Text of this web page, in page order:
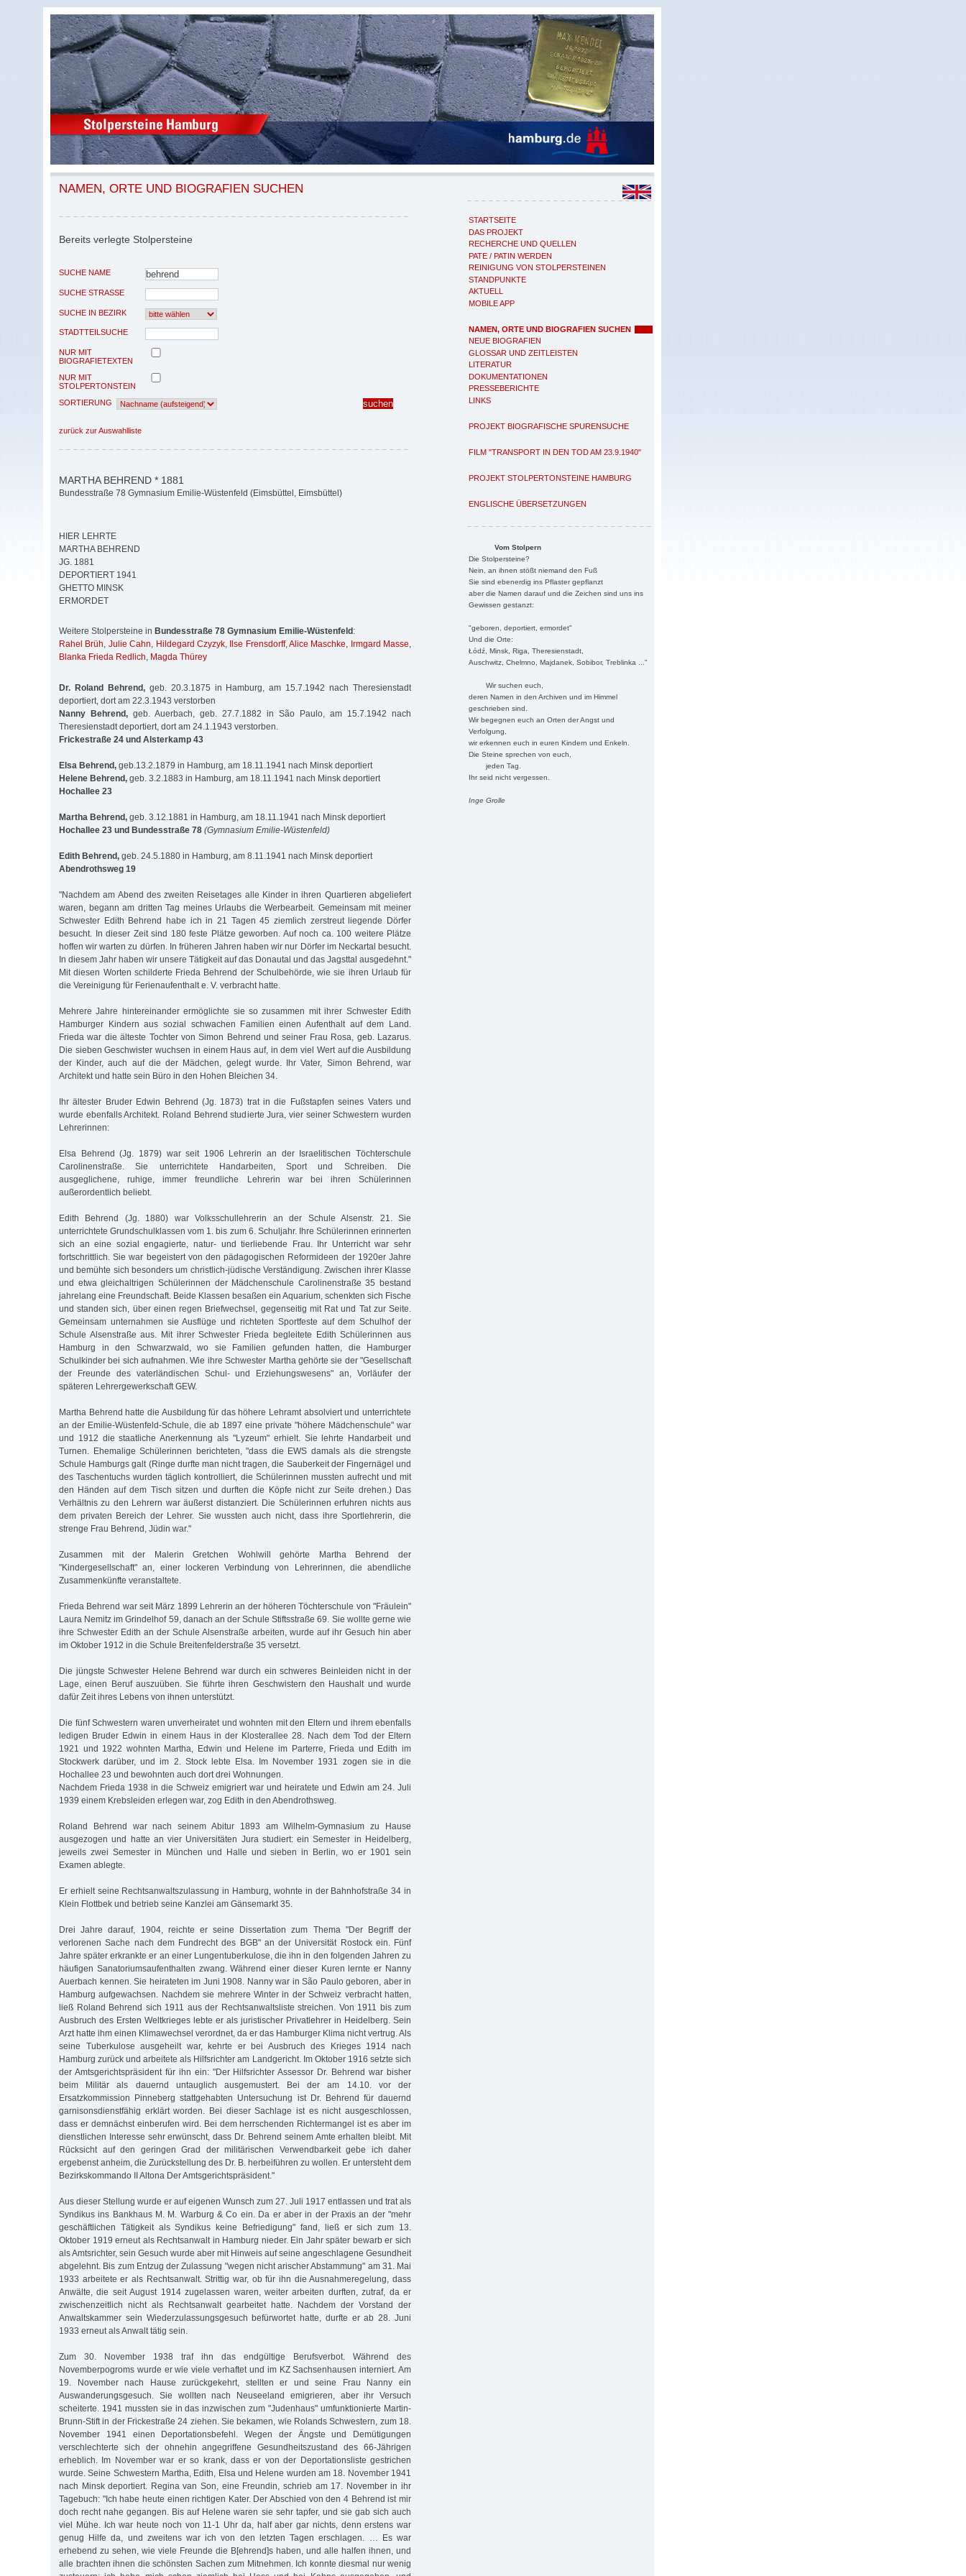
STARTSEITE
DAS PROJEKT
RECHERCHE UND QUELLEN
PATE / PATIN WERDEN
REINIGUNG VON STOLPERSTEINEN
STANDPUNKTE
AKTUELL
MOBILE APP
NAMEN, ORTE UND BIOGRAFIEN SUCHEN
NEUE BIOGRAFIEN
GLOSSAR UND ZEITLEISTEN
LITERATUR
DOKUMENTATIONEN
PRESSEBERICHTE
LINKS
PROJEKT BIOGRAFISCHE SPURENSUCHE
FILM "TRANSPORT IN DEN TOD AM 23.9.1940"
PROJEKT STOLPERTONSTEINE HAMBURG
ENGLISCHE ÜBERSETZUNGEN
Vom Stolpern
Die Stolpersteine?
Nein, an ihnen stößt niemand den Fuß
Sie sind ebenerdig ins Pflaster gepflanzt
aber die Namen darauf und die Zeichen sind uns ins
Gewissen gestanzt:
"geboren, deportiert, ermordet"
Und die Orte:
Łódź, Minsk, Riga, Theresienstadt,
Auschwitz, Chelmno, Majdanek, Sobibor, Treblinka ..."
Wir suchen euch,
deren Namen in den Archiven und im Himmel
geschrieben sind.
Wir begegnen euch an Orten der Angst und
Verfolgung,
wir erkennen euch in euren Kindern und Enkeln.
Die Steine sprechen von euch,
jeden Tag.
Ihr seid nicht vergessen.
Inge Grolle
NAMEN, ORTE UND BIOGRAFIEN SUCHEN
Bereits verlegte Stolpersteine
SUCHE NAME
SUCHE STRASSE
SUCHE IN BEZIRK
STADTTEILSUCHE
NUR MIT
BIOGRAFIETEXTEN
NUR MIT
STOLPERTONSTEIN
SORTIERUNG
zurück zur Auswahlliste
MARTHA BEHREND * 1881
Bundesstraße 78 Gymnasium Emilie-Wüstenfeld (Eimsbüttel, Eimsbüttel)
HIER LEHRTE
MARTHA BEHREND
JG. 1881
DEPORTIERT 1941
GHETTO MINSK
ERMORDET
Weitere Stolpersteine in Bundesstraße 78 Gymnasium Emilie-Wüstenfeld :
Rahel Brüh, Julie Cahn, Hildegard Czyzyk, Ilse Frensdorff,Alice Maschke, Irmgard Masse,
Blanka Frieda Redlich, Magda Thürey
Dr. Roland Behrend,geb. 20.3.1875 in Hamburg, am 15.7.1942 nach Theresienstadt
deportiert, dort am 22.3.1943 verstorben
Nanny Behrend, geb. Auerbach, geb. 27.7.1882 in São Paulo, am 15.7.1942 nach
Theresienstadt deportiert, dort am 24.1.1943 verstorben.
Frickestraße 24 und Alsterkamp 43
Elsa Behrend, geb.13.2.1879 in Hamburg, am 18.11.1941 nach Minsk deportiert
Helene Behrend, geb. 3.2.1883 in Hamburg, am 18.11.1941 nach Minsk deportiert
Hochallee 23
Martha Behrend, geb. 3.12.1881 in Hamburg, am 18.11.1941 nach Minsk deportiert
Hochallee 23 und Bundesstraße 78 (Gymnasium Emilie-Wüstenfeld)
Edith Behrend, geb. 24.5.1880 in Hamburg, am 8.11.1941 nach Minsk deportiert
Abendrothsweg 19
"Nachdem am Abend des zweiten Reisetages alle Kinder in ihren Quartieren abgeliefert
waren, begann am dritten Tag meines Urlaubs die Werbearbeit. Gemeinsam mit meiner
Schwester Edith Behrend habe ich in 21 Tagen 45 ziemlich zerstreut liegende Dörfer
besucht. In dieser Zeit sind 180 feste Plätze geworben. Auf noch ca. 100 weitere Plätze
hoffen wir warten zu dürfen. In früheren Jahren haben wir nur Dörfer im Neckartal besucht.
In diesem Jahr haben wir unsere Tätigkeit auf das Donautal und das Jagsttal ausgedehnt."
Mit diesen Worten schilderte Frieda Behrend der Schulbehörde, wie sie ihren Urlaub für
die Vereinigung für Ferienaufenthalt e. V. verbracht hatte.
Mehrere Jahre hintereinander ermöglichte sie so zusammen mit ihrer Schwester Edith
Hamburger Kindern aus sozial schwachen Familien einen Aufenthalt auf dem Land.
Frieda war die älteste Tochter von Simon Behrend und seiner Frau Rosa, geb. Lazarus.
Die sieben Ge­schwister wuchsen in einem Haus auf, in dem viel Wert auf die Ausbildung
der Kinder, auch auf die der Mädchen, gelegt wurde. Ihr Vater, Simon Behrend, war
Architekt und hatte sein Büro in den Hohen Bleichen 34.
Ihr ältester Bruder Edwin Behrend (Jg. 1873) trat in die Fußstapfen seines Vaters und
wurde ebenfalls Architekt. Roland Behrend studierte Jura, vier seiner Schwestern wurden
Lehrerinnen:
Elsa Behrend (Jg. 1879) war seit 1906 Lehrerin an der Israelitischen Töchterschule
Carolinenstraße. Sie unterrichtete Handarbeiten, Sport und Schreiben. Die
ausgeglichene, ruhige, immer freundliche Lehrerin war bei ihren Schülerinnen
außerordentlich beliebt.
Edith Behrend (Jg. 1880) war Volksschullehrerin an der Schule Alsenstr. 21. Sie
unterrichtete Grundschulklassen vom 1. bis zum 6. Schuljahr. Ihre Schülerinnen erinnerten
sich an eine sozial engagierte, natur- und tierliebende Frau. Ihr Unterricht war sehr
fortschrittlich. Sie war begeistert von den pädagogischen Reformideen der 1920er Jahre
und bemühte sich besonders um christlich-jüdische Verständigung. Zwischen ihrer Klasse
und etwa gleichaltrigen Schülerinnen der Mädchenschule Carolinenstraße 35 bestand
jahrelang eine Freundschaft. Beide Klassen besaßen ein Aquarium, schenkten sich Fische
und standen sich, über einen regen Briefwechsel, gegenseitig mit Rat und Tat zur Seite.
Gemeinsam unternahmen sie Ausflüge und richteten Sportfeste auf dem Schulhof der
Schule Alsenstraße aus. Mit ihrer Schwester Frieda begleitete Edith Schülerinnen aus
Hamburg in den Schwarzwald, wo sie Familien gefunden hatten, die Hamburger
Schulkinder bei sich aufnahmen. Wie ihre Schwester Martha gehörte sie der "Gesellschaft
der Freunde des vaterländischen Schul- und Erziehungswesens" an, Vorläufer der
späteren Lehrergewerkschaft GEW.
Martha Behrend hatte die Ausbildung für das höhere Lehramt absolviert und unterrichtete
an der Emilie-Wüstenfeld-Schule, die ab 1897 eine private "höhere Mädchenschule" war
und 1912 die staatliche Anerkennung als "Lyzeum" erhielt. Sie lehrte Handarbeit und
Turnen. Ehe­malige Schülerinnen berichteten, "dass die EWS damals als die strengste
Schule Hamburgs galt (Ringe durfte man nicht tragen, die Sauberkeit der Fingernägel und
des Taschentuchs wurden täglich kontrolliert, die Schülerinnen mussten aufrecht und mit
den Händen auf dem Tisch sitzen und durften die Köpfe nicht zur Seite drehen.) Das
Verhältnis zu den Lehrern war äußerst distanziert. Die Schülerinnen erfuhren nichts aus
dem privaten Bereich der Lehrer. Sie wussten auch nicht, dass ihre Sportlehrerin, die
strenge Frau Behrend, Jüdin war."
Zusammen mit der Malerin Gretchen Wohlwill gehörte Martha Behrend der
"Kindergesellschaft" an, einer lockeren Verbindung von Lehrerinnen, die abendliche
Zusammenkünfte veranstaltete.
Frieda Behrend war seit März 1899 Lehrerin an der höheren Töchterschule von "Fräulein"
Laura Nemitz im Grindelhof 59, danach an der Schule Stiftsstraße 69. Sie wollte gerne wie
ihre Schwester Edith an der Schule Alsenstraße arbeiten, wurde auf ihr Gesuch hin aber
im Oktober 1912 in die Schule Breitenfelderstraße 35 versetzt.
Die jüngste Schwester Helene Behrend war durch ein schweres Beinleiden nicht in der
Lage, einen Beruf auszuüben. Sie führte ihren Geschwistern den Haushalt und wurde
dafür Zeit ihres Lebens von ihnen unterstützt.
Die fünf Schwestern waren unverheiratet und wohnten mit den Eltern und ihrem ebenfalls
ledigen Bruder Edwin in einem Haus in der Klosterallee 28. Nach dem Tod der Eltern
1921 und 1922 wohnten Martha, Edwin und Helene im Parterre, Frieda und Edith im
Stockwerk darüber, und im 2. Stock lebte Elsa. Im November 1931 zogen sie in die
Hochallee 23 und bewohnten auch dort drei Wohnungen.
Nachdem Frieda 1938 in die Schweiz emigriert war und heiratete und Edwin am 24. Juli
1939 einem Krebsleiden erlegen war, zog Edith in den Abendrothsweg.
Roland Behrend war nach seinem Abitur 1893 am Wilhelm-Gymnasium zu Hause
ausgezogen und hatte an vier Universitäten Jura studiert: ein Semester in Heidelberg,
jeweils zwei Semester in München und Halle und sieben in Berlin, wo er 1901 sein
Examen ablegte.
Er erhielt seine Rechtsanwaltszulassung in Hamburg, wohnte in der Bahnhofstraße 34 in
Klein Flottbek und betrieb seine Kanzlei am Gänsemarkt 35.
Drei Jahre darauf, 1904, reichte er seine Dissertation zum Thema "Der Begriff der
verlorenen Sache nach dem Fundrecht des BGB" an der Universität Rostock ein. Fünf
Jahre später erkrankte er an einer Lungentuberkulose, die ihn in den folgenden Jahren zu
häufigen Sanatoriumsaufenthalten zwang. Während einer dieser Kuren lernte er Nanny
Auerbach kennen. Sie heirateten im Juni 1908. Nanny war in São Paulo geboren, aber in
Hamburg aufgewachsen. Nach­dem sie mehrere Winter in der Schweiz verbracht hatten,
ließ Roland Behrend sich 1911 aus der Rechtsanwaltsliste streichen. Von 1911 bis zum
Ausbruch des Ersten Weltkrieges lebte er als juristischer Privatlehrer in Heidelberg. Sein
Arzt hatte ihm einen Klimawechsel verordnet, da er das Hamburger Klima nicht vertrug. Als
seine Tuberkulose ausgeheilt war, kehrte er bei Ausbruch des Krieges 1914 nach
Hamburg zurück und arbeitete als Hilfsrichter am Landgericht. Im Oktober 1916 setzte sich
der Amtsgerichtspräsident für ihn ein: "Der Hilfsrichter Assessor Dr. Behrend war bisher
beim Militär als dauernd untauglich ausgemustert. Bei der am 14.10. vor der
Ersatzkommission Pinneberg stattgehabten Untersuchung ist Dr. Behrend für dauernd
garnisonsdienstfähig erklärt worden. Bei dieser Sachlage ist es nicht ausgeschlossen,
dass er demnächst einberufen wird. Bei dem herrschenden Richtermangel ist es aber im
dienstlichen Interesse sehr erwünscht, dass Dr. Behrend seinem Amte erhalten bleibt. Mit
Rücksicht auf den geringen Grad der militärischen Verwendbarkeit gebe ich daher
ergebenst anheim, die Zurückstellung des Dr. B. herbeiführen zu wollen. Er untersteht dem
Bezirkskommando II Altona Der Amtsgerichtspräsident."
Aus dieser Stellung wurde er auf eigenen Wunsch zum 27. Juli 1917 entlassen und trat als
Syndikus ins Bankhaus M. M. Warburg & Co ein. Da er aber in der Praxis an der "mehr
geschäftlichen Tätigkeit als Syndikus keine Befriedigung" fand, ließ er sich zum 13.
Oktober 1919 erneut als Rechtsanwalt in Hamburg nieder. Ein Jahr später bewarb er sich
als Amtsrichter, sein Gesuch wurde aber mit Hinweis auf seine angeschlagene Gesundheit
abgelehnt. Bis zum Entzug der Zulassung "wegen nicht arischer Abstammung" am 31. Mai
1933 arbeitete er als Rechtsanwalt. Strittig war, ob für ihn die Ausnahmeregelung, dass
Anwälte, die seit August 1914 zugelassen waren, weiter arbeiten durften, zutraf, da er
zwischenzeitlich nicht als Rechts­anwalt gearbeitet hatte. Nachdem der Vorstand der
Anwaltskammer sein Wiederzulassungsgesuch befürwortet hatte, durfte er ab 28. Juni
1933 erneut als Anwalt tätig sein.
Zum 30. November 1938 traf ihn das endgültige Berufsverbot. Während des
Novemberpogroms wurde er wie viele verhaftet und im KZ Sachsenhausen interniert. Am
19. November nach Hause zurückgekehrt, stellten er und seine Frau Nanny ein
Auswanderungsgesuch. Sie wollten nach Neuseeland emigrieren, aber ihr Versuch
scheiterte. 1941 mussten sie in das inzwischen zum "Judenhaus" umfunktionierte Martin-
Brunn-Stift in der Frickestraße 24 ziehen. Sie bekamen, wie Rolands Schwestern, zum 18.
November 1941 einen Deportationsbefehl. Wegen der Ängste und Demütigungen
verschlechterte sich der ohnehin angegriffene Gesundheitszustand des 66-Jährigen
erheblich. Im November war er so krank, dass er von der Deportationsliste gestrichen
wurde. Seine Schwestern Martha, Edith, Elsa und Helene wurden am 18. November 1941
nach Minsk deportiert. Regina van Son, eine Freundin, schrieb am 17. November in ihr
Tagebuch: "Ich habe heute einen richtigen Kater. Der Ab­schied von den 4 Behrend ist mir
doch recht nahe gegangen. Bis auf Helene waren sie sehr tapfer, und sie gab sich auch
viel Mühe. Ich war heute noch von 11-1 Uhr da, half aber gar nichts, denn erstens war
genug Hilfe da, und zweitens war ich von den letzten Tagen erschlagen. … Es war
erhebend zu sehen, wie viele Freunde die B[ehrend]s haben, und alle halfen ihnen, und
alle brachten ihnen die schönsten Sachen zum Mitnehmen. Ich konnte diesmal nur wenig